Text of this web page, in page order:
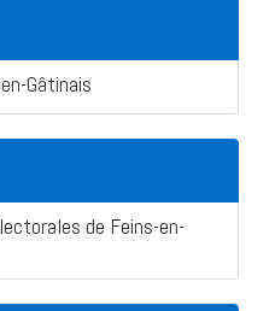
Gâtinais
de Feins-en-